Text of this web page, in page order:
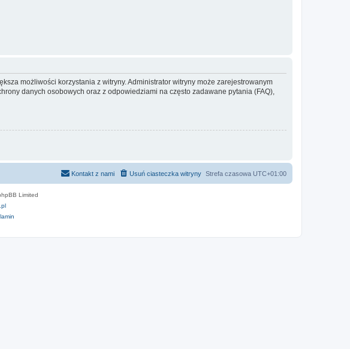
możliwości korzystania z witryny. Administrator witryny może zarejestrowanym
danych osobowych oraz z odpowiedziami na często zadawane pytania (FAQ),
Strefa czasowa UTC+01:00
Usuń ciasteczka witryny
Kontakt z nami
Limited